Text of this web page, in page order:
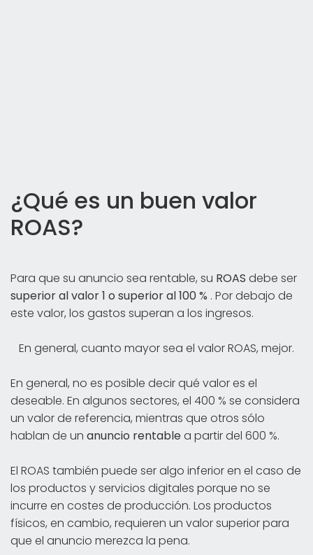
¿Qué es un buen valor
ROAS?
Para que su anuncio sea rentable, su ROAS debe ser
superior al valor 1 o superior al 100 % . Por debajo de
este valor, los gastos superan a los ingresos.
En general, cuanto mayor sea el valor ROAS, mejor.
En general, no es posible decir qué valor es el
deseable. En algunos sectores, el 400 % se considera
un valor de referencia, mientras que otros sólo
hablan de un anuncio rentablea partir del 600 %.
El ROAS también puede ser algo inferior en el caso de
los productos y servicios digitales porque no se
incurre en costes de producción. Los productos
físicos, en cambio, requieren un valor superior para
que el anuncio merezca la pena.